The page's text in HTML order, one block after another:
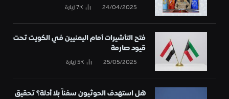
24/04/2025
7Kزيارة
فتح التأشيرات أمام اليمنيين في الكويت تحت
قيود صارمة
25/05/2025
5Kزيارة
هل استهدف الحوثيون سفناً بلا أدلة؟ تحقيق